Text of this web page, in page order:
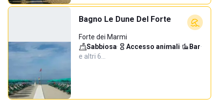
Bagno Le Dune Del Forte
Forte dei Marmi
Sabbiosa· Accesso animali· Bar·
e altri 6…